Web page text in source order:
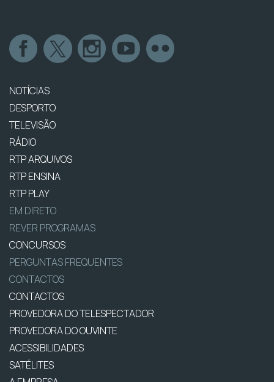
NOTÍCIAS
DESPORTO
TELEVISÃO
RÁDIO
RTP ARQUIVOS
RTP ENSINA
RTP PLAY
EM DIRETO
REVER PROGRAMAS
CONCURSOS
PERGUNTAS FREQUENTES
CONTACTOS
CONTACTOS
PROVEDORA DO TELESPECTADOR
PROVEDORA DO OUVINTE
ACESSIBILIDADES
SATÉLITES